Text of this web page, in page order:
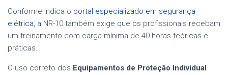
Conforme indica o portal especializado em segurança
elétrica, a NR-10 também exige que os profissionais recebam
um treinamento com carga mínima de 40 horas teóricas e
práticas.
O uso correto dos Equipamentos de Proteção Individual